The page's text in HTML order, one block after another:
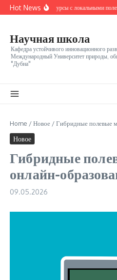
Перейти к содержанию
Hot NewsОнлайн-курсы с локальными
Научная школа
Кафедра устойчивого инновационного
Международный Университет природы,
"Дубна"
Home /Новое /Гибридные полевые
Новое
Гибридные
онлайн-
09.05.2026